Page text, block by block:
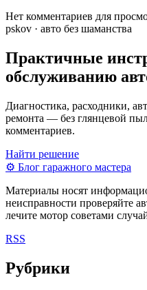
Нет комментариев для
pskov · авто без шаманства
Практичные
обслуживанию
Диагностика, расходники,
ремонта — без глянцевой
комментариев.
Найти решение
⚙ Блог гаражного мастера
Материалы носят
неисправности проверяйте
лечите мотор советами
RSS
Рубрики